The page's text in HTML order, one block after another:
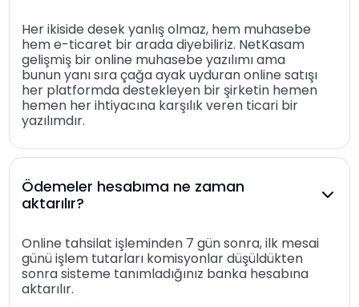
Her ikiside desek yanlış olmaz, hem muhasebe
hem e-ticaret bir arada diyebiliriz. NetKasam
gelişmiş bir online muhasebe yazılımı ama
bunun yanı sıra çağa ayak uyduran online satışı
her platformda destekleyen bir şirketin hemen
hemen her ihtiyacına karşılık veren ticari bir
yazılımdır.
Ödemeler hesabıma ne zaman
aktarılır?
Online tahsilat işleminden 7 gün sonra, ilk mesai
günü işlem tutarları komisyonlar düşüldükten
sonra sisteme tanımladığınız banka hesabına
aktarılır.